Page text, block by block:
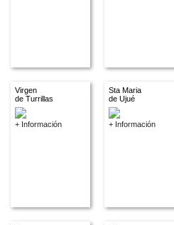
Virgen
de Turrillas
+ Información
Sta Maria
de Ujué
+ Información